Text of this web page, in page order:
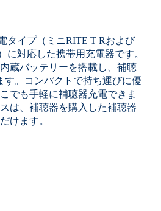
タイプ（ミニRITE T Rおよび
に対応した携帯用充電器です。
蔵バッテリーを搭載し、補聴
す。コンパクトで持ち運びに優
でも手軽に補聴器充電できま
は、補聴器を購入した補聴器
けます。